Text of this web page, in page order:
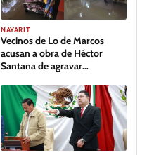
NAYARIT
Vecinos de Lo de Marcos
acusan a obra de Héctor
Santana de agravar